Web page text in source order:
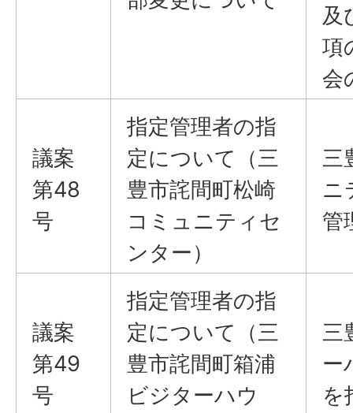
及
項
会
議案
第48
号
指定管理者の指
定について（三
豊市詫間町松崎
コミュニティセ
ンター）
三
ニ
管
議案
第49
号
指定管理者の指
定について（三
豊市詫間町箱浦
ビジターハウ
三
ー
を